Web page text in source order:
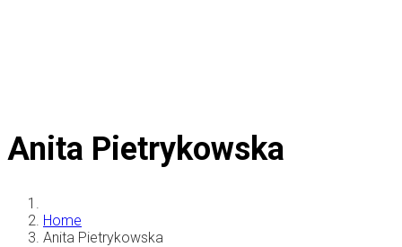
Anita Pietrykowska
Home
Anita Pietrykowska